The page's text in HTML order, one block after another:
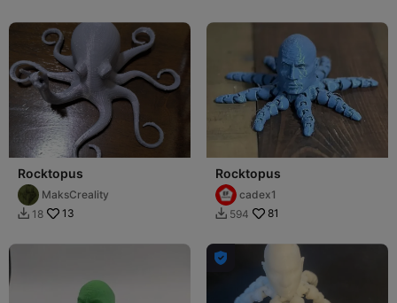
Rocktopus
MaksCreality
 18 13
Rocktopus
cadex1
 594 81
